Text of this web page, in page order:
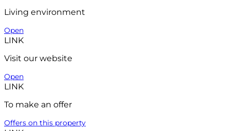
Living environment
Open
LINK
Visit our website
Open
LINK
To make an offer
Offers on this property